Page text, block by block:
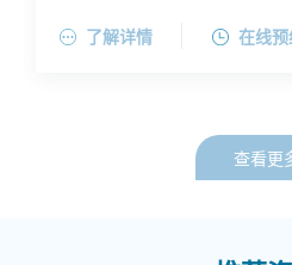
术、单孔腹腔镜、经阴道手术
获学士学位，后赴韩国朝鲜大
本宫崎大学担任访问学者。李
专业委员会女性性功能障碍康
妇幼保健协会更年期保健专委
了解详情 在线
查看更